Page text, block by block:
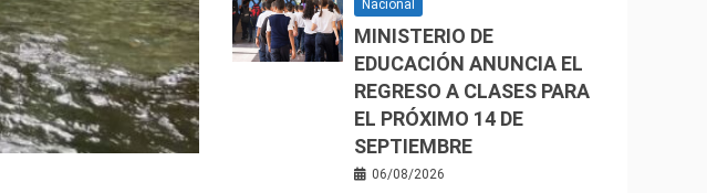
Nacional
MINISTERIO DE
EDUCACIÓN ANUNCIA EL
REGRESO A CLASES PARA
EL PRÓXIMO 14 DE
SEPTIEMBRE
06/08/2026